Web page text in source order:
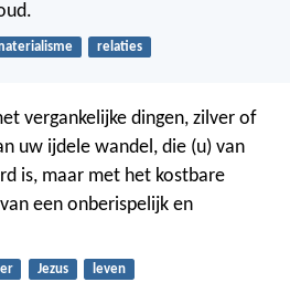
relaties
vergankelijke dingen, zilver of
uw ijdele wandel, die (u) van
is, maar met het kostbare
een onberispelijk en
Jezus leven